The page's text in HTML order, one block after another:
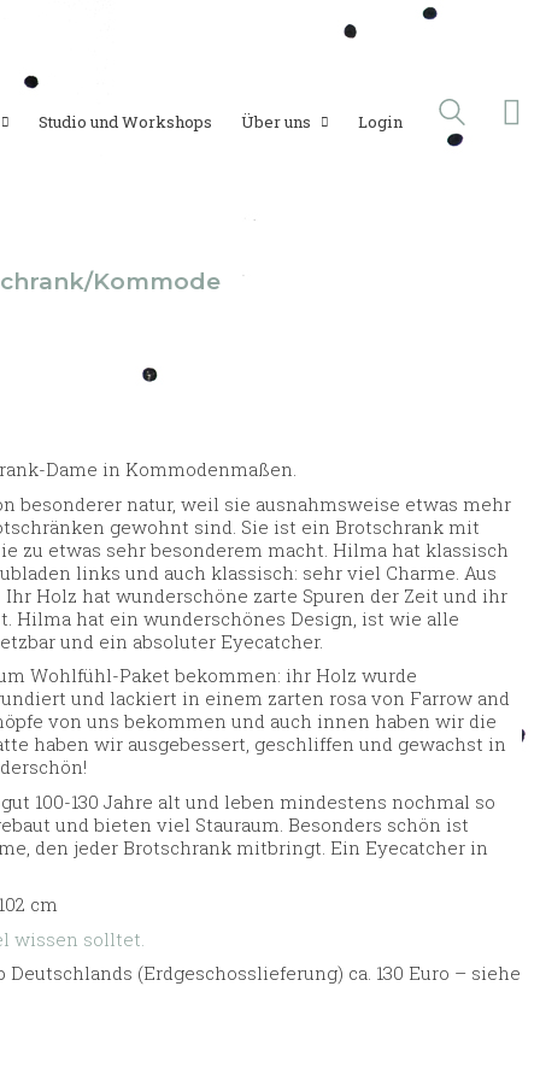
Studio und Workshops Über uns Login
Kommode
Dame in Kommodenmaßen.
besonderer natur, weil sie ausnahmsweise etwas mehr
gewohnt sind. Sie ist ein Brotschrank mit
zu etwas sehr besonderem macht. Hilma hat klassisch
links und auch klassisch: sehr viel Charme. Aus
Holz hat wunderschöne zarte Spuren der Zeit und ihr
Hilma hat ein wunderschönes Design, ist wie alle
und ein absoluter Eyecatcher.
Wohlfühl-Paket bekommen: ihr Holz wurde
und lackiert in einem zarten rosa von Farrow and
von uns bekommen und auch innen haben wir die
haben wir ausgebessert, geschliffen und gewachst in
100-130 Jahre alt und leben mindestens nochmal so
und bieten viel Stauraum. Besonders schön ist
den jeder Brotschrank mitbringt. Ein Eyecatcher in
cm
wissen solltet.
(Erdgeschosslieferung) ca. 130 Euro – siehe